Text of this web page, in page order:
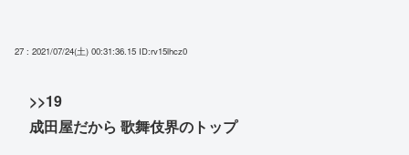
27 : 2021/07/24(土) 00:31:36.15 ID:rv15lhcz0
>>19
成田屋だから 歌舞伎界のトップ